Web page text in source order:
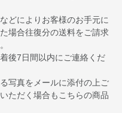
どによりお客様のお手元に
場合往復分の送料をご請求
後7日間以内にご連絡くだ
写真をメールに添付の上ご
ただく場合もこちらの商品